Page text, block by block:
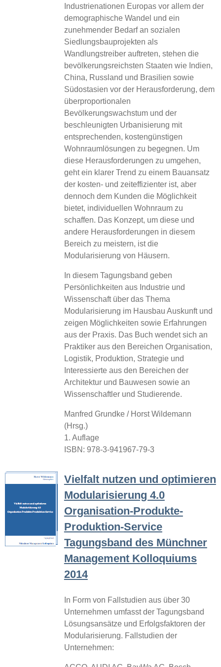
Industrienationen Europas vor allem der
demographische Wandel und ein
zunehmender Bedarf an sozialen
Siedlungsbauprojekten als
Wandlungstreiber auftreten, stehen die
bevölkerungsreichsten Staaten wie Indien,
China, Russland und Brasilien sowie
Südostasien vor der Herausforderung, dem
überproportionalen
Bevölkerungswachstum und der
beschleunigten Urbanisierung mit
entsprechenden, kostengünstigen
Wohnraumlösungen zu begegnen. Um
diese Herausforderungen zu umgehen,
geht ein klarer Trend zu einem Bauansatz
der kosten- und zeiteffizienter ist, aber
dennoch dem Kunden die Möglichkeit
bietet, individuellen Wohnraum zu
schaffen. Das Konzept, um diese und
andere Herausforderungen in diesem
Bereich zu meistern, ist die
Modularisierung von Häusern.
In diesem Tagungsband geben
Persönlichkeiten aus Industrie und
Wissenschaft über das Thema
Modularisierung im Hausbau Auskunft und
zeigen Möglichkeiten sowie Erfahrungen
aus der Praxis. Das Buch wendet sich an
Praktiker aus den Bereichen Organisation,
Logistik, Produktion, Strategie und
Interessierte aus den Bereichen der
Architektur und Bauwesen sowie an
Wissenschaftler und Studierende.
Manfred Grundke / Horst Wildemann
(Hrsg.)
1. Auflage
ISBN: 978-3-941967-79-3
Vielfalt nutzen und optimieren
Modularisierung 4.0
Organisation-Produkte-
Produktion-Service
Tagungsband des Münchner
Management Kolloquiums
2014
In Form von Fallstudien aus über 30
Unternehmen umfasst der Tagungsband
Lösungsansätze und Erfolgsfaktoren der
Modularisierung. Fallstudien der
Unternehmen: